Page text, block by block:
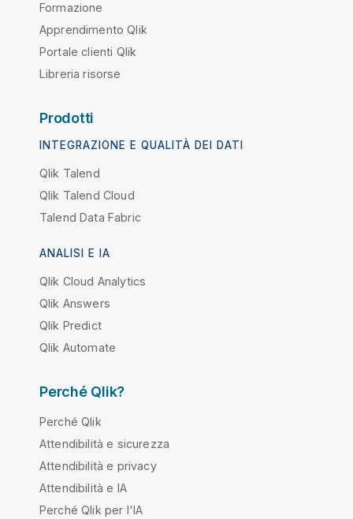
Formazione
Apprendimento Qlik
Portale clienti Qlik
Libreria risorse
Prodotti
INTEGRAZIONE E QUALITÀ DEI DATI
Qlik Talend
Qlik Talend Cloud
Talend Data Fabric
ANALISI E IA
Qlik Cloud Analytics
Qlik Answers
Qlik Predict
Qlik Automate
Perché Qlik?
Perché Qlik
Attendibilità e sicurezza
Attendibilità e privacy
Attendibilità e IA
Perché Qlik per l'IA